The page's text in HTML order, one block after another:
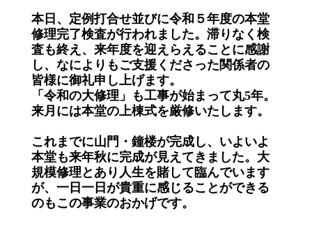
本日、定例打合せ並びに令和５年度の本堂
修理完了検査が行われました。滞りなく検
査も終え、来年度を迎えらえることに感謝
し、なによりもご支援くださった関係者の
皆様に御礼申し上げます。
「令和の大修理」も工事が始まって丸5年。
来月には本堂の上棟式を厳修いたします。
これまでに山門・鐘楼が完成し、いよいよ
本堂も来年秋に完成が見えてきました。大
規模修理とあり人生を賭して臨んでいます
が、一日一日が貴重に感じることができる
のもこの事業のおかげです。